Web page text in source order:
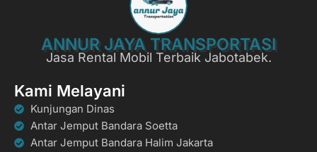
ANNUR JAYA TRANSPORTASI
Jasa Rental Mobil Terbaik Jabotabek.
Kami Melayani
Kunjungan Dinas
Antar Jemput Bandara Soetta
Antar Jemput Bandara Halim Jakarta